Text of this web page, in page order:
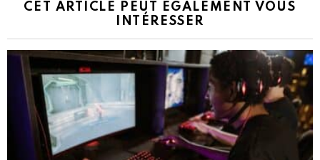
CET ARTICLE PEUT ÉGALEMENT VOUS
INTÉRESSER